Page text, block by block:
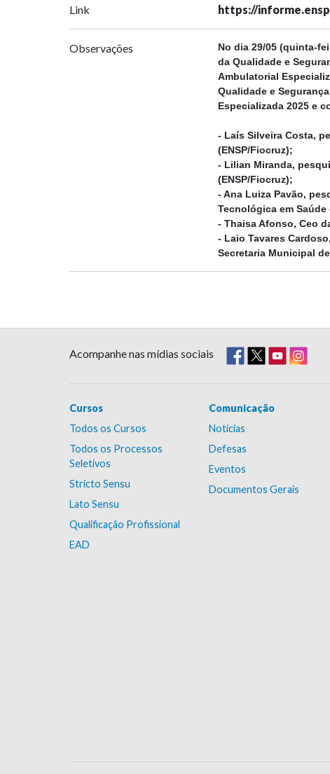
Link https://
Observações
No dia 29/05 (quinta-
da Qualidade e
Ambulatorial
Qualidade e
Especializada 2025 e
- Laís Silveira Costa,
(ENSP/Fiocruz);
- Lilian Miranda,
(ENSP/Fiocruz);
- Ana Luiza Pavão,
Tecnológica em Saúde
- Thaisa Afonso, Ceo
- Laio Tavares
Secretaria Municipal
Acompanhe nas mídias sociais
Cursos
Todos os Cursos
Todos os Processos
Seletivos
Stricto Sensu
Lato Sensu
Qualificação Profissional
EAD
Comunicação
Notícias
Defesas
Eventos
Documentos Gerais